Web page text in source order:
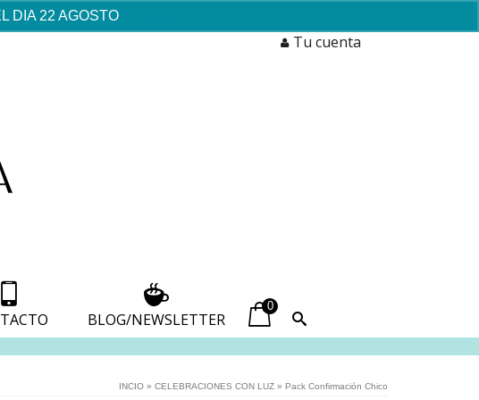
DIA 22 AGOSTO
Tu cuenta
BLOG/NEWSLETTER
0
INCIO » CELEBRACIONES CON LUZ » Pack Confirmación Chico